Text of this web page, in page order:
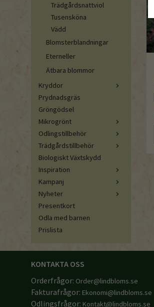
Trädgårdsnattviol
Tusensköna
Vädd
Blomsterblandningar
Eterneller
Ätbara blommor
Kryddor
Prydnadsgräs
Gröngödsel
Mikrogrönt
Odlingstillbehör
Trädgårdstillbehör
Biologiskt Växtskydd
Inspiration
Kampanj
Nyheter
Presentkort
Odla med barnen
Prislista
KONTAKTA OSS
Orderfrågor: Order@lindbloms.se
Fakturafrågor: Ekonomi@lindbloms.se
Odlingsfrågor: Kontakt@lindbloms.se